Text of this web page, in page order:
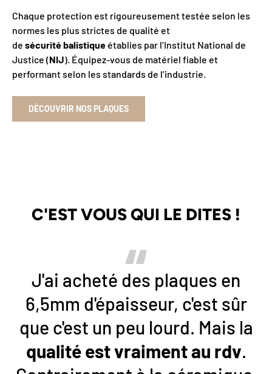
Chaque protection est rigoureusement testée selon les
normes les plus strictes de qualité et
de sécuritébalistique établies par l’Institut National de
Justice (NIJ). Équipez-vous de matériel fiable et
performant selon les standards de l’industrie.
DÉCOUVRIR NOS PLAQUES
C'EST VOUS QUI LE DITES !
J'ai acheté des plaques en
6,5mm d'épaisseur, c'est sûr
que c'est un peu lourd. Mais la
qualité est vraimentau rdv.